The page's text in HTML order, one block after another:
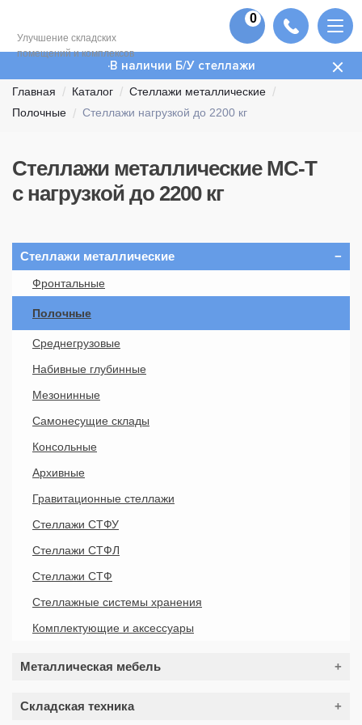
Улучшение складских
помещений и комплексов
0
В наличии Б/У стеллажи
Главная Каталог
Стеллажи металлические
Полочные
Стеллажи нагрузкой до 2200 кг
Стеллажи металлические МС-Т
с нагрузкой до 2200 кг
Стеллажи металлические
Фронтальные
Полочные
Среднегрузовые
Набивные глубинные
Мезонинные
Самонесущие склады
Консольные
Архивные
Гравитационные стеллажи
Стеллажи СТФУ
Стеллажи СТФЛ
Стеллажи СТФ
Стеллажные системы хранения
Комплектующие и аксессуары
Металлическая мебель
Складская техника